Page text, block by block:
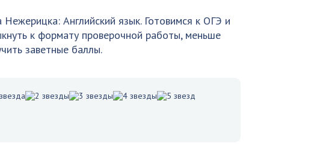
Английский язык. Готовимся к ОГЭ и
к формату проверочной работы, меньше
заветные баллы.